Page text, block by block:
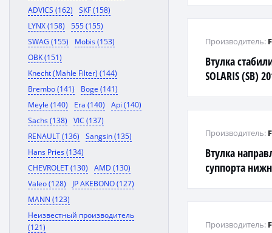
ADVICS (162)
SKF (158)
LYNX (158)
555 (155)
SWAG (155)
Mobis (153)
OBK (151)
Knecht (Mahle Filter) (144)
Brembo (141)
Boge (141)
Meyle (140)
Era (140)
Api (140)
Sachs (138)
VIC (137)
RENAULT (136)
Sangsin (135)
Hans Pries (134)
CHEVROLET (130)
AMD (130)
Valeo (128)
JP AKEBONO (127)
MANN (123)
Неизвестный производитель
(121)
Втулка
SOLARIS (SB)
Производитель:
Втулка
суппорта
Производитель:
Производитель: